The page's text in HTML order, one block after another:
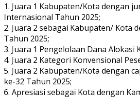
1. Juara 1 Kabupaten/Kota dengan
Internasional Tahun 2025;
2. Juara 2 sebagai Kabupaten/
Tahun 2025;
3. Juara 1 Pengelolaan Dana Alokasi
4. Juara 2 Kategori Konvensional
5. Juara 2 Kabupaten/Kota dengan
ke-32 Tahun 2025;
6. Apresiasi sebagai Kota dengan